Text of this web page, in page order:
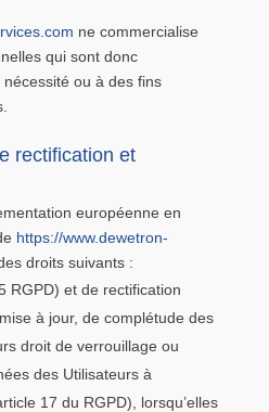
ne commercialise
qui sont donc
ou à des fins
rectification et
européenne en
https://www.dewetron-
droits suivants :
RGPD) et de rectification
à jour, de complétude des
droit de verrouillage ou
des Utilisateurs à
17 du RGPD), lorsqu’elles